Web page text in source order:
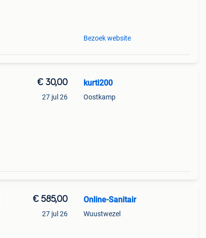
Bezoek website
€ 30,00
27 jul 26
kurti200
Oostkamp
€ 585,00
27 jul 26
Online-Sanitair
Wuustwezel